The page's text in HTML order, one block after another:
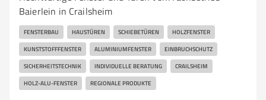
Baierlein in Crailsheim
FENSTERBAU HAUSTÜREN SCHIEBETÜREN HOLZFENSTER
KUNSTSTOFFFENSTER ALUMINIUMFENSTER EINBRUCHSCHUTZ
SICHERHEITSTECHNIK INDIVIDUELLE BERATUNG CRAILSHEIM
HOLZ-ALU-FENSTER REGIONALE PRODUKTE